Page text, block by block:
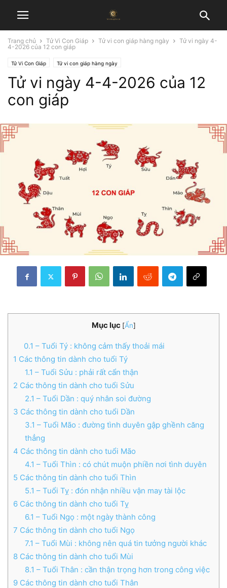
Trang chủ Tử Vi Con Giáp Tử vi con giáp hàng ngày
Tử vi ngày 4-
4-2026 của 12 con giáp
Tử Vi Con Giáp Tử vi con giáp hàng ngày
Tử vi ngày 4-4-2026 của 12
con giáp
Mục lục [Ẩn]
0.1 – Tuổi Tý : không cảm thấy thoải mái
1 Các thông tin dành cho tuổi Tý
1.1 – Tuổi Sửu : phải rất cẩn thận
2 Các thông tin dành cho tuổi Sửu
2.1 – Tuổi Dần : quý nhân soi đường
3 Các thông tin dành cho tuổi Dần
3.1 – Tuổi Mão : đường tình duyên gập ghềnh căng
thẳng
4 Các thông tin dành cho tuổi Mão
4.1 – Tuổi Thìn : có chút muộn phiền nơi tình duyên
5 Các thông tin dành cho tuổi Thìn
5.1 – Tuổi Tỵ : đón nhận nhiều vận may tài lộc
6 Các thông tin dành cho tuổi Tỵ
6.1 – Tuổi Ngọ : một ngày thành công
7 Các thông tin dành cho tuổi Ngọ
7.1 – Tuổi Mùi : không nên quá tin tưởng người khác
8 Các thông tin dành cho tuổi Mùi
8.1 – Tuổi Thân : cần thận trọng hơn trong công việc
9 Các thông tin dành cho tuổi Thân